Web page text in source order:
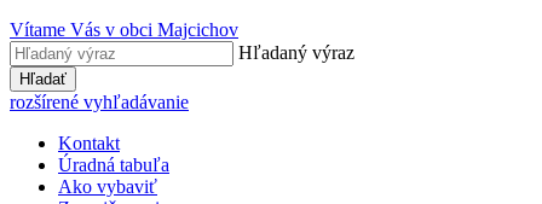
Vítame Vás v obci Majcichov
Hľadaný výraz
Hľadať
rozšírené vyhľadávanie
Kontakt
Úradná tabuľa
Ako vybaviť